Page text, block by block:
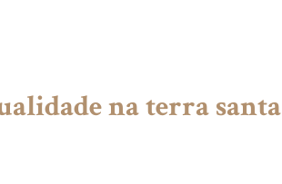
na terra santa